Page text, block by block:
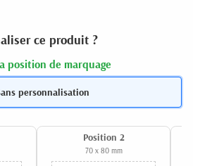
ce produit ?
position de marquage
personnalisation
Position 2
70 x 80 mm